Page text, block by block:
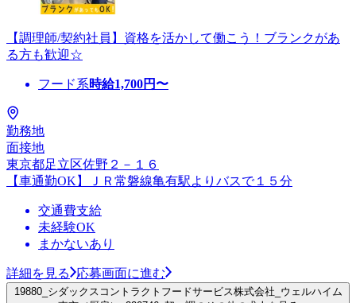
【調理師/契約社員】資格を活かして働こう！ブランクがあ
る方も歓迎☆
フード系時給1,700円〜
勤務地
面接地
東京都足立区佐野２－１６
【車通勤OK】ＪＲ常磐線亀有駅よりバスで１５分
交通費支給
未経験OK
まかないあり
詳細を見る 応募画面に進む
19880_シダックスコントラクトフードサービス株式会社_ウェルハイム